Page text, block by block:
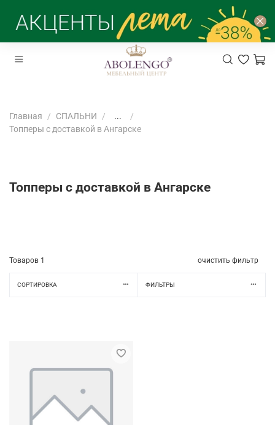
Главная СПАЛЬНИ
...
Топперы с доставкой в Ангарске
Топперы с доставкой в Ангарске
Товаров 1 очистить фильтр
СОРТИРОВКА ФИЛЬТРЫ